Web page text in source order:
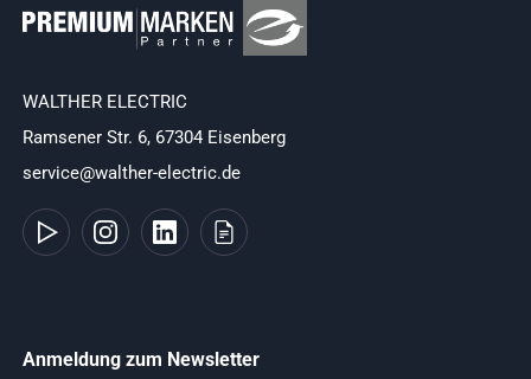
WALTHER ELECTRIC
Ramsener Str. 6, 67304 Eisenberg
service@walther-electric.de
Anmeldung zum Newsletter